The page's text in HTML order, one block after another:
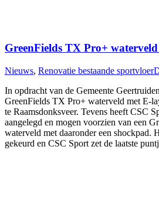
GreenFields TX Pro+
Nieuws, Renovatie bestaande sportvloer
In opdracht van de Gemeente
GreenFields TX Pro+ waterveld met E-
te Raamsdonksveer. Tevens heeft CSC
aangelegd en mogen voorzien van een
waterveld met daaronder een shockpad.
gekeurd en CSC Sport zet de laatste